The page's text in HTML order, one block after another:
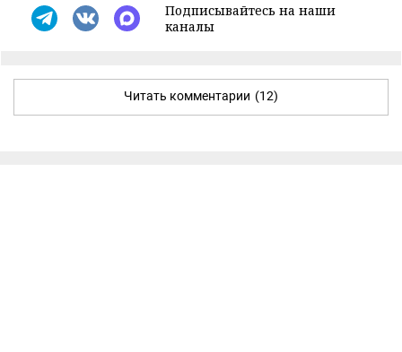
Подписывайтесь на наши
каналы
Читать комментарии (12)